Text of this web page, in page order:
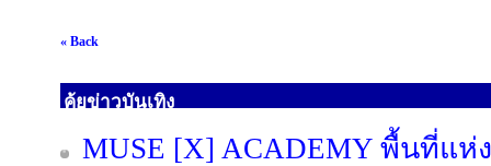
« Back
คุ้ยข่าวบันเทิง
MUSE [X] ACADEMY พื้นที่แห่